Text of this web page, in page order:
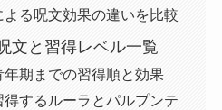
る呪文効果の違いを比較
文と習得レベル一覧
期までの習得順と効果
得するルーラとパルプンテ